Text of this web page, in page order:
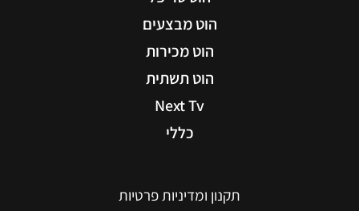
הוט מבצעים
הוט מכירות
הוט תשתית
Next Tv
כללי
תקנון ומדיניות פרטיות